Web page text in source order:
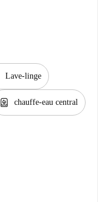
Lave-linge
water_heater chauffe-eau central